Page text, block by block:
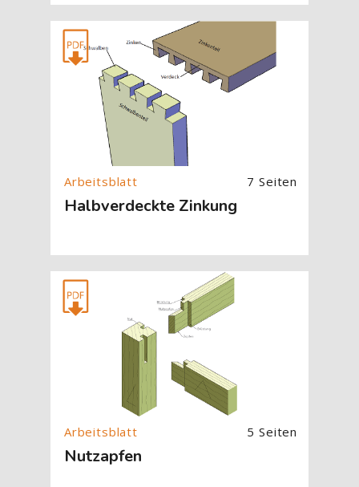
[Cocoon] About (Text with Image) überspringen
7 Seiten
Halbverdeckte Zinkung
[Cocoon] About (Text with Image) überspringen
5 Seiten
Nutzapfen